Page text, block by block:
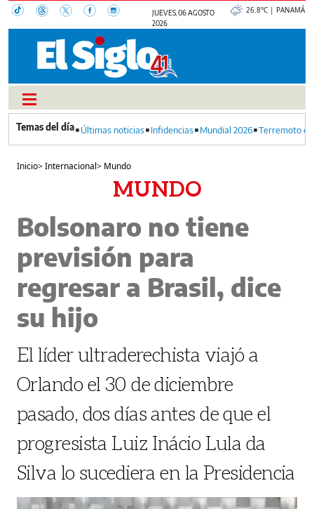
JUEVES, 06 AGOSTO
2026
26.8°C | PANAMÁ
Últimas noticias Infidencias Mundial 2026 Terremoto
Inicio>Internacional> Mundo
MUNDO
Bolsonaro no tiene
previsión para
regresar a Brasil, dice
su hijo
El líder ultraderechista viajó a
Orlando el 30 de diciembre
pasado, dos días antes de que el
progresista Luiz Inácio Lula da
Silva lo sucediera en la Presidencia